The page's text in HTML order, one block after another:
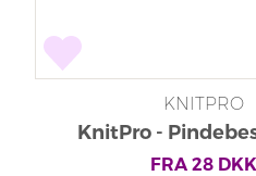
KNITPRO
KnitPro -
FRA 28 DKK